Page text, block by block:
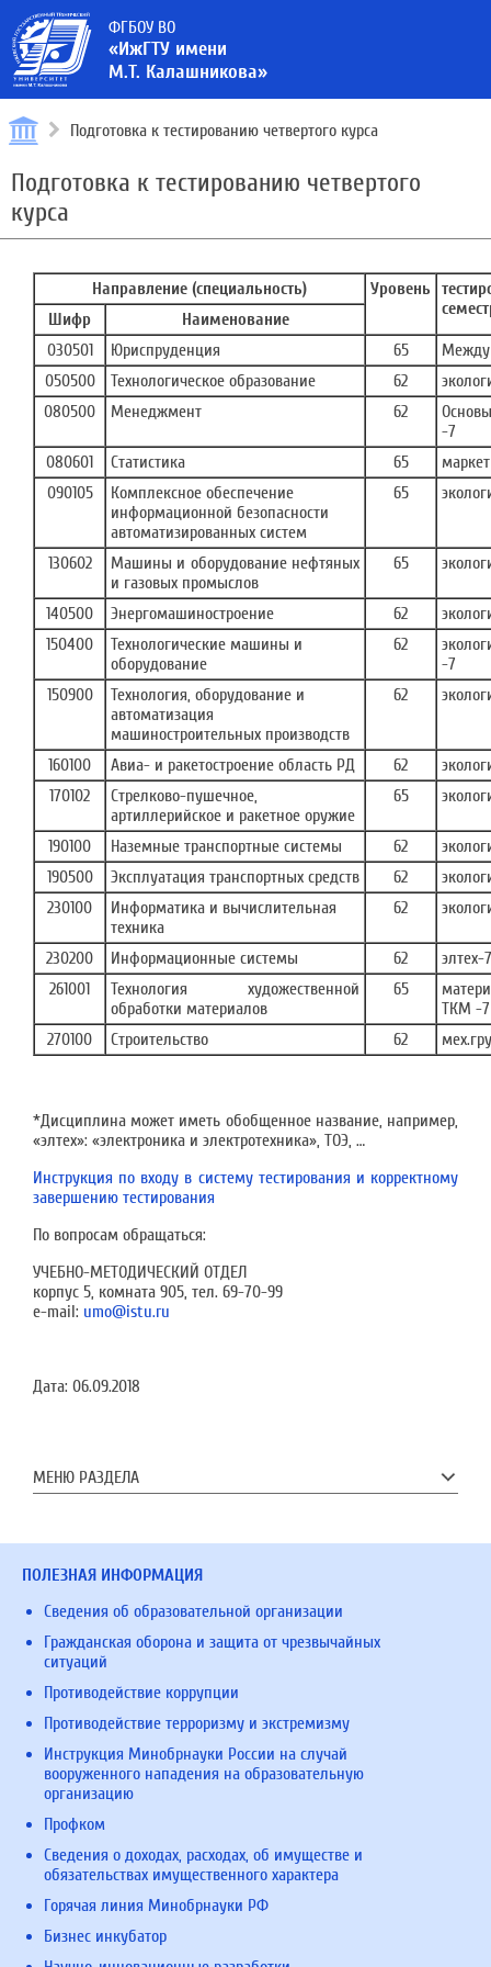
ФГБОУ ВО
«ИжГТУ имени
М.Т. Калашникова»
Подготовка к тестированию четвертого курса
Подготовка к тестированию четвертого
курса
Направление (специальность) Уровень
Шифр
Наименование
030501
Юриспруденция 65
050500
Технологическое образование 62
080500
Менеджмент 62
-7
080601
Статистика 65
090105
Комплексное обеспечение
информационной безопасности
автоматизированных систем
65
130602
Машины и оборудование нефтяных
и газовых промыслов
65
140500 Энергомашиностроение 62
150400
Технологические машины и
оборудование
62
-7
150900
Технология, оборудование и
автоматизация
машиностроительных производств
62
160100 Авиа- и ракетостроение область РД 62
170102
Стрелково-пушечное,
артиллерийское и ракетное оружие
65
190100 Наземные транспортные системы 62
190500
Эксплуатация транспортных средств 62
230100
Информатика и вычислительная
техника
62
230200 Информационные системы 62
элтех-7
261001
Технология художественной
обработки материалов
65
ТКМ -7
270100
Строительство 62
*Дисциплина может иметь обобщенное название, например,
«элтех»: «электроника и электротехника», ТОЭ, …
Инструкция по входу в систему тестирования и корректному
завершению тестирования
По вопросам обращаться:
УЧЕБНО-МЕТОДИЧЕСКИЙ ОТДЕЛ
корпус 5, комната 905, тел. 69-70-99
e-mail: umo@istu.ru
Дата: 06.09.2018
МЕНЮ РАЗДЕЛА
ПОЛЕЗНАЯ ИНФОРМАЦИЯ
Сведения об образовательной организации
Гражданская оборона и защита от чрезвычайных
ситуаций
Противодействие коррупции
Противодействие терроризму и экстремизму
Инструкция Минобрнауки России на случай
вооруженного нападения на образовательную
организацию
Профком
Сведения о доходах, расходах, об имуществе и
обязательствах имущественного характера
Горячая линия Минобрнауки РФ
Бизнес инкубатор